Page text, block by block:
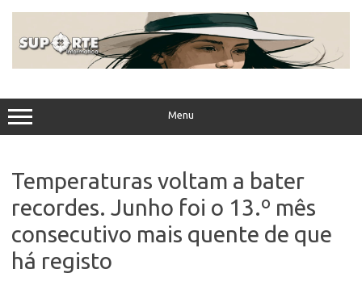
Menu
Temperaturas voltam a bater
recordes. Junho foi o 13.º mês
consecutivo mais quente de que
há registo